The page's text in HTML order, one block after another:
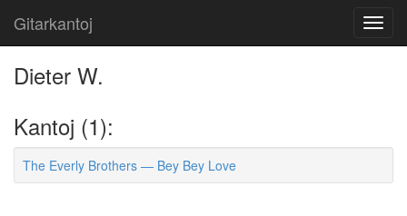
Gitarkantoj
Dieter W.
Kantoj (1):
The Everly Brothers — Bey Bey Love